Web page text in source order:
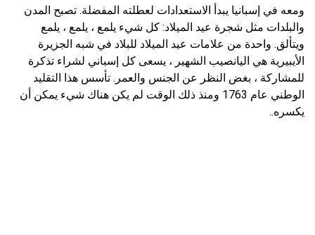
ومعه في إسبانيا يبدأ الاستعدادات لعطلته المفضلة. تصبح المدن
والبلدات مثل شجرة عيد الميلاد: كل شيء يلمع ، يلمع ، يلمع
ويتألق. واحدة من علامات عيد الميلاد للبلاد في شبه الجزيرة
الأيبيرية هي اليانصيب الشهير ، يسعى كل إسباني لشراء تذكرة
للمشاركة ، بغض النظر عن الجنس والعمر. تأسس هذا التقليد
الوطني عام 1763 ومنذ ذلك الوقت لم يكن هناك شيء يمكن أن
يكسره..